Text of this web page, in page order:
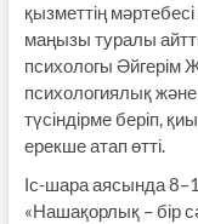
қызметтің
маңызы туралы
психологы
психологиялық
түсіндірме беріп,
ерекше атап өтті.
Іс-шара аясында
«Нашақорлық – бір